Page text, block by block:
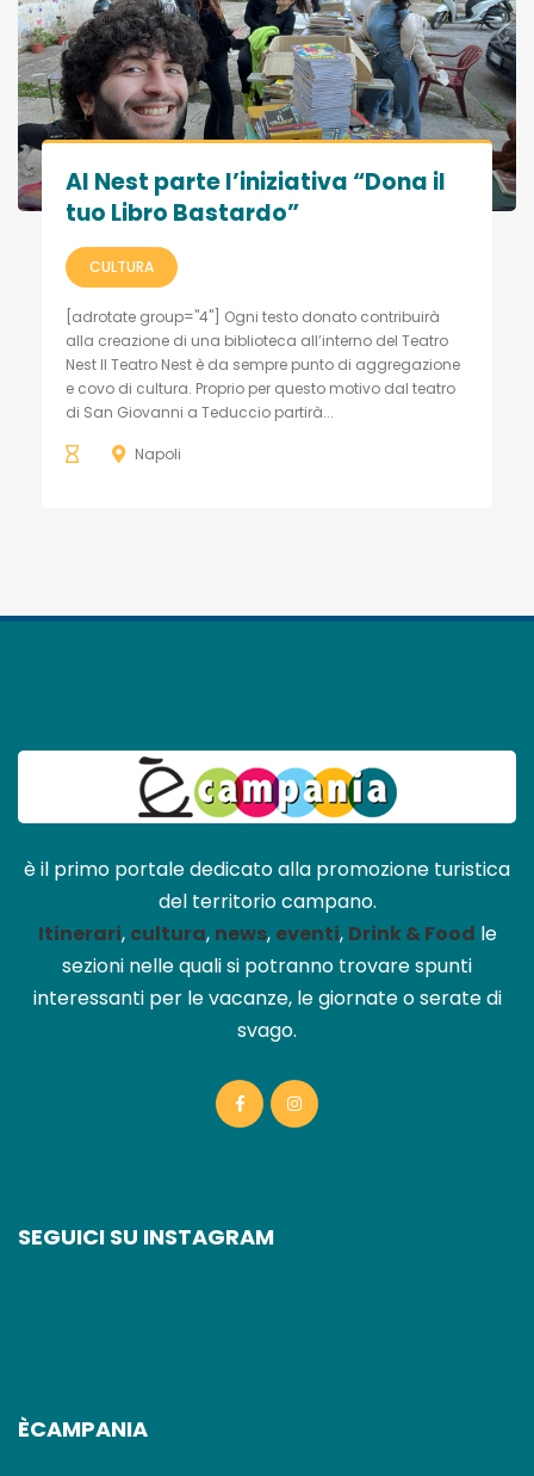
Al Nest parte l’iniziativa “Dona il
tuo Libro Bastardo”
CULTURA
[adrotate group="4"] Ogni testo donato contribuirà
alla creazione di una biblioteca all’interno del Teatro
Nest Il Teatro Nest è da sempre punto di aggregazione
e covo di cultura. Proprio per questo motivo dal teatro
di San Giovanni a Teduccio partirà...
Napoli
è il primo portale dedicato alla promozione turistica
del territorio campano.
Itinerari, cultura, news, eventi, Drink & Food le
sezioni nelle quali si potranno trovare spunti
interessanti per le vacanze, le giornate o serate di
svago.
SEGUICI SU INSTAGRAM
ÈCAMPANIA